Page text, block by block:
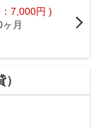
7,000円 )
ヶ月